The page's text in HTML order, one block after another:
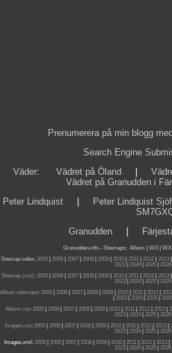
Prenumerera på min blogg
Search Engine
Väder: Vädret på Öland
Vädret på Granudden i
Peter Lindquist
Peter Lindquist
Granudden|
Granudden.info- Sitemaps: Album WX WX
Sitemap index: 2005| 2006| 2007| 2008| 2009| 2010| 2011| 2012| 2013|
2023| 2024| 2025| 2026|
Sitemap (rss): 2005 2006 2007 2008 2009 2010 2011 2012 2013
2023| 2024| 2025| 2026|
Album sitemaps: 2005 2006 2007 2008 2009 2010 2011 2012
2023| 2024| 2025| 2026
Album.rss: 2005 2006 2007 2008 2009 2010 2011 2012 2013
2023| 2024| 2025| 2026|
Images.rss: 2005| 2006| 2007| 2008| 2009| 2010| 2011| 2012| 2013|
2023| 2024| 2025| 2026|
Images.xml: 2005| 2006| 2007| 2008| 2009| 2010| 2011| 2012| 2013|
2023| 2024| 2025| 2026|